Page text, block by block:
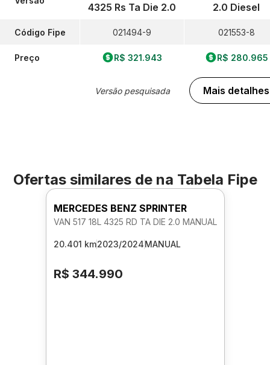
Código Fipe
Preço
4325 Rs Ta Die 2.0
021494-9
R$ 321.943
Versão pesquisada
2.0 Diesel
021553-8
R$ 280.965
Mais detalhes
Ofertas similares de na Tabela Fipe
MERCEDES BENZ SPRINTER
VAN 517 18L 4325 RD TA DIE 2.0 MANUAL
20.401 km2023/2024MANUAL
R$ 344.990